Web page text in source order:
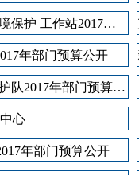
克孜勒苏柯尔克孜自治州农村能源环境保护 工作站2017年部门预算公开
年部门预算公开
克孜勒苏柯尔克孜自治州南疆矿山救护队2017年部门预算公开
心
年部门预算公开